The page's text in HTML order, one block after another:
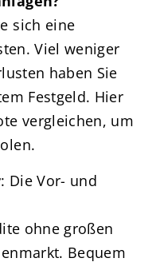
sich eine
Viel weniger
haben Sie
Festgeld. Hier
vergleichen, um
: Die Vor- und
ohne großen
Bequem